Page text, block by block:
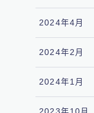
2024年4月
2024年2月
2024年1月